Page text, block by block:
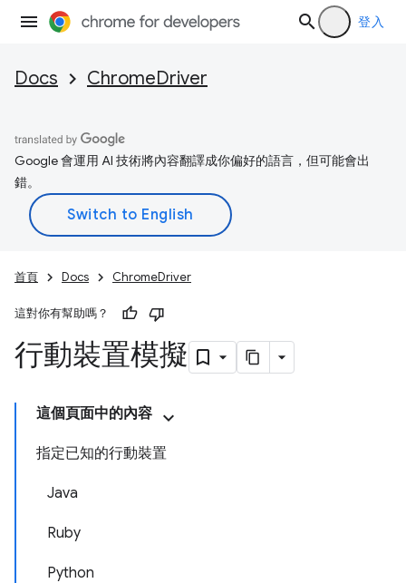
登入
Docs ChromeDriver
Google 會運用 AI 技術將內容翻譯成你偏好的語言，但可能會出
錯。
首頁 Docs ChromeDriver
這對你有幫助嗎？
行動裝置模擬
這個頁面中的內容
指定已知的行動裝置
Java
Ruby
Python